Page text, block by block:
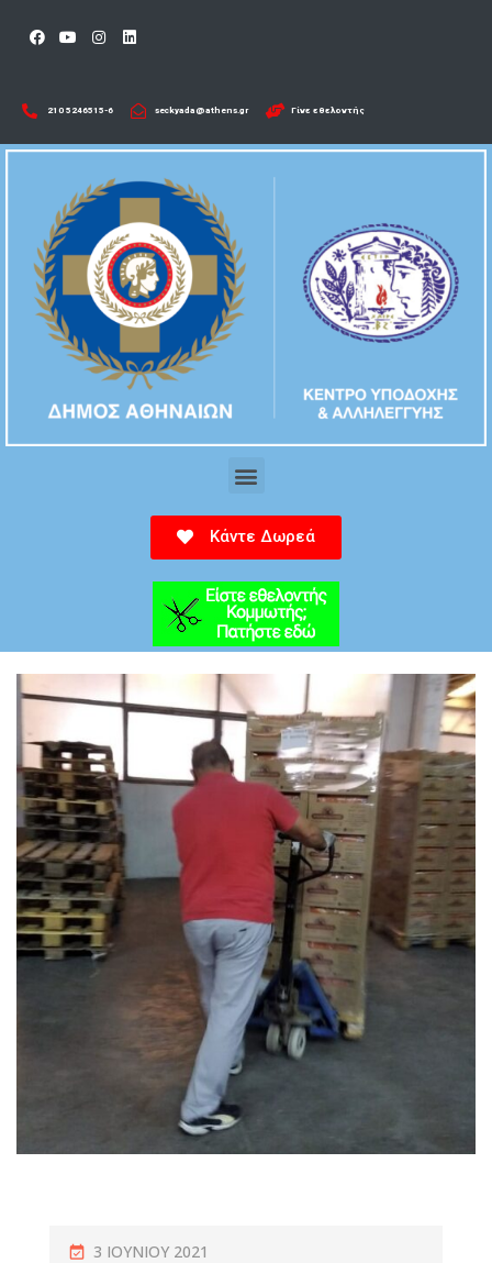
210 5246515-6​ seckyada@athens.gr Γίνε εθελοντής
Κάντε Δωρεά
3 ΙΟΥΝΊΟΥ 2021